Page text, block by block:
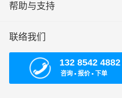
帮助与支持
联络我们
132 8542 4882
咨询 ▪ 报价 ▪ 下单